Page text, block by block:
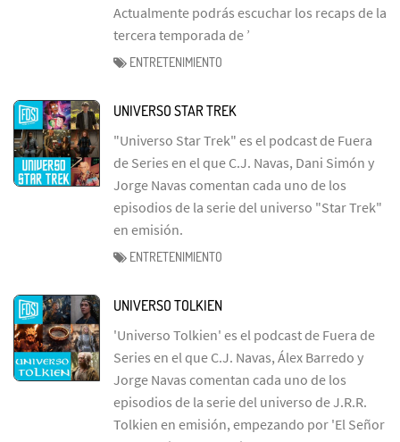
Actualmente podrás escuchar los recaps de la
tercera temporada de ’
ENTRETENIMIENTO
UNIVERSO STAR TREK
"Universo Star Trek" es el podcast de Fuera
de Series en el que C.J. Navas, Dani Simón y
Jorge Navas comentan cada uno de los
episodios de la serie del universo "Star Trek"
en emisión.
ENTRETENIMIENTO
UNIVERSO TOLKIEN
'Universo Tolkien' es el podcast de Fuera de
Series en el que C.J. Navas, Álex Barredo y
Jorge Navas comentan cada uno de los
episodios de la serie del universo de J.R.R.
Tolkien en emisión, empezando por 'El Señor